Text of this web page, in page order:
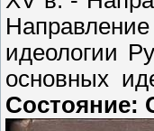
идеологии
основных
Состояние: